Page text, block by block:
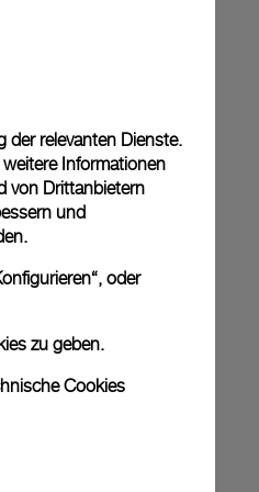
der relevanten Dienste.
Informationen
von Drittanbietern
und
oder
zu geben.
Cookies